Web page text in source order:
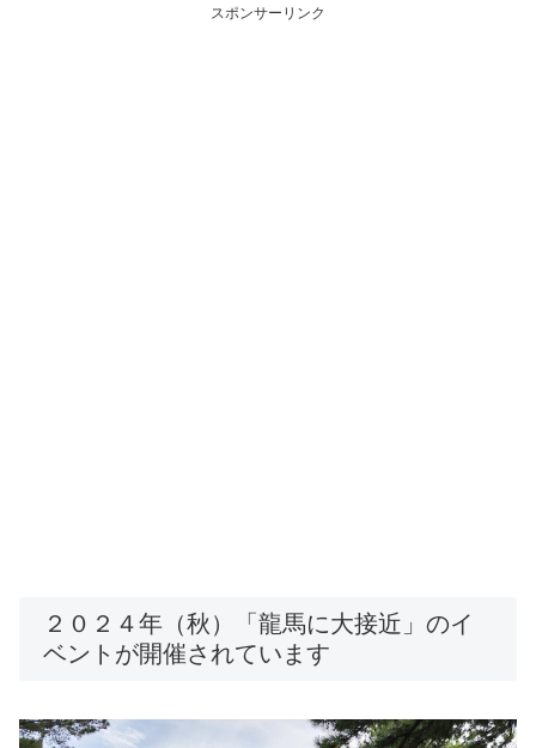
スポンサーリンク
２０２４年（秋）「龍馬に大接近」のイ
ベントが開催されています